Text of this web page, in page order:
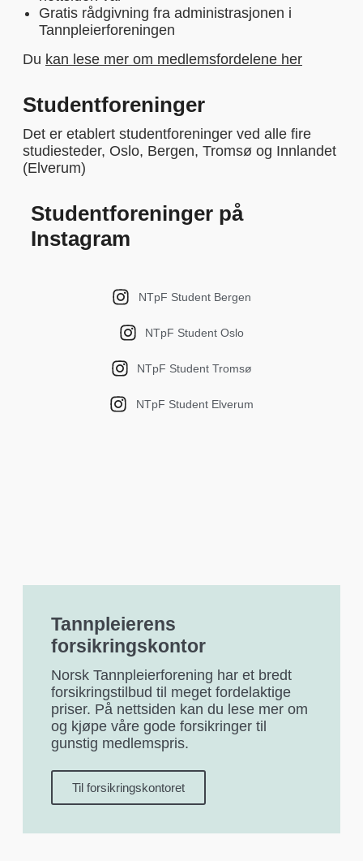
Gratis rådgivning fra administrasjonen i
Tannpleierforeningen
Du kan lese mer om medlemsfordelene her
Studentforeninger
Det er etablert studentforeninger ved alle fire
studiesteder, Oslo, Bergen, Tromsø og Innlandet
(Elverum)
Studentforeninger på
Instagram
NTpF Student Bergen
NTpF Student Oslo
NTpF Student Tromsø
NTpF Student Elverum
Tannpleierens
forsikringskontor
Norsk Tannpleierforening har et bredt
forsikringstilbud til meget fordelaktige
priser. På nettsiden kan du lese mer om
og kjøpe våre gode forsikringer til
gunstig medlemspris.
Til forsikringskontoret